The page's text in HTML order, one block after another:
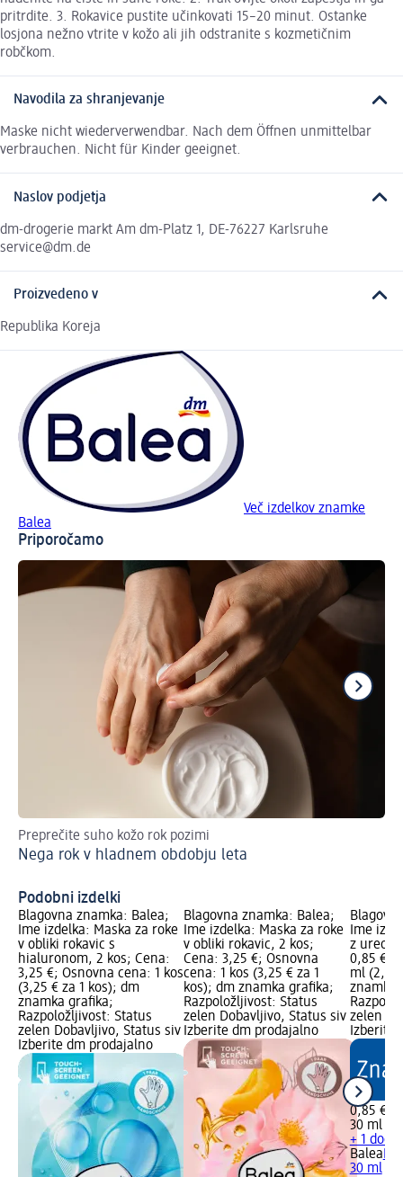
pritrdite. 3. Rokavice pustite učinkovati 15–20 minut. Ostanke
losjona nežno vtrite v kožo ali jih odstranite s kozmetičnim
robčkom.
Navodila za shranjevanje
Maske nicht wiederverwendbar. Nach dem Öffnen unmittelbar
verbrauchen. Nicht für Kinder geeignet.
Naslov podjetja
dm-drogerie markt Am dm-Platz 1, DE-76227 Karlsruhe
service@dm.de
Proizvedeno v
Republika Koreja
Več izdelkov znamke
Balea
Priporočamo
Preprečite suho kožo rok pozimi
Nega rok v hladnem obdobju leta
Podobni izdelki
Blagovna znamka: Balea;
Ime izdelka: Maska za roke
v obliki rokavic s
hialuronom, 2 kos; Cena:
3,25 €; Osnovna cena: 1 kos
(3,25 € za 1 kos); dm
znamka grafika;
Razpoložljivost: Status
zelen Dobavljivo, Status siv
Izberite dm prodajalno
Blagovna znamka: Balea;
Ime izdelka: Maska za roke
v obliki rokavic, 2 kos;
Cena: 3,25 €; Osnovna
cena: 1 kos (3,25 € za 1
kos); dm znamka grafika;
Razpoložljivost: Status
zelen Dobavljivo, Status siv
Izberite dm prodajalno
Ime
z ureo,
0,85 €;
ml (2,83
znamka
zelen
Izberite
0,85 €
30 ml
+ 1
Balea
30 ml